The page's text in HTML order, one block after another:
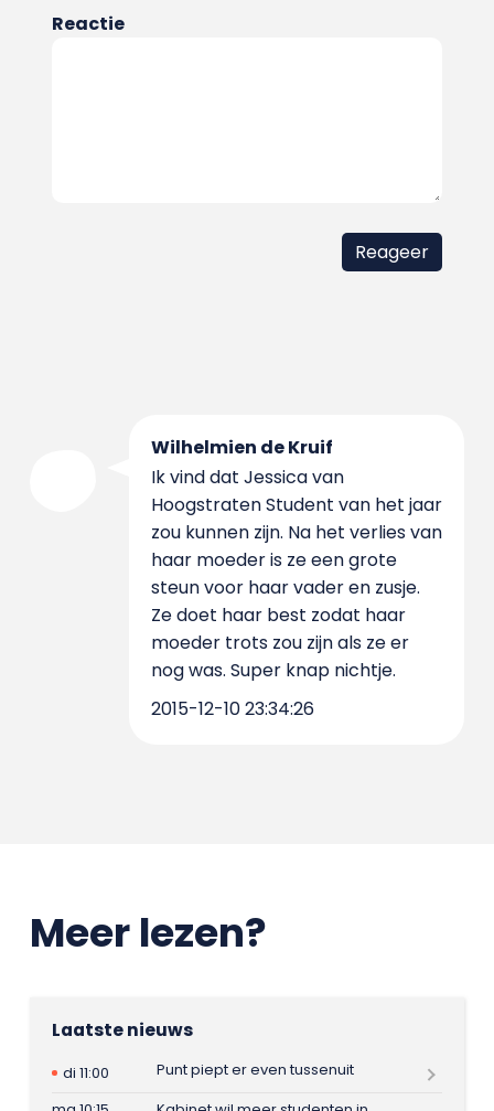
Reactie
Wilhelmien de Kruif
Ik vind dat Jessica van
Hoogstraten Student van het jaar
zou kunnen zijn. Na het verlies van
haar moeder is ze een grote
steun voor haar vader en zusje.
Ze doet haar best zodat haar
moeder trots zou zijn als ze er
nog was. Super knap nichtje.
2015-12-10 23:34:26
Meer lezen?
Laatste nieuws
di 11:00
Punt piept er even tussenuit